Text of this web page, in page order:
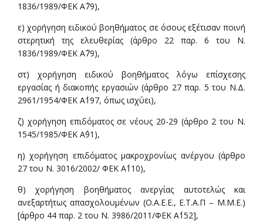
1836/1989/ΦΕΚ Α΄79),
ε) χορήγηση ειδικού βοηθήματος σε όσους εξέτισαν ποινή
στερητική της ελευθερίας (άρθρο 22 παρ. 6 του Ν.
1836/1989/ΦΕΚ Α΄79),
στ) χορήγηση ειδικού βοηθήματος λόγω επίσχεσης
εργασίας ή διακοπής εργασιών (άρθρο 27 παρ. 5 του Ν.Δ.
2961/1954/ΦΕΚ Α΄197, όπως ισχύει),
ζ) χορήγηση επιδόματος σε νέους 20-29 (άρθρο 2 του Ν.
1545/1985/ΦΕΚ Α΄91),
η) χορήγηση επιδόματος μακροχρονίως ανέργου (άρθρο
27 του Ν. 3016/2002/ ΦΕΚ Α΄110),
θ) χορήγηση βοηθήματος ανεργίας αυτοτελώς και
ανεξαρτήτως απασχολουμένων (Ο.Α.Ε.Ε., Ε.Τ.Α.Π – Μ.Μ.Ε.)
[άρθρο 44 παρ. 2 του Ν. 3986/2011/ΦΕΚ Α΄152],